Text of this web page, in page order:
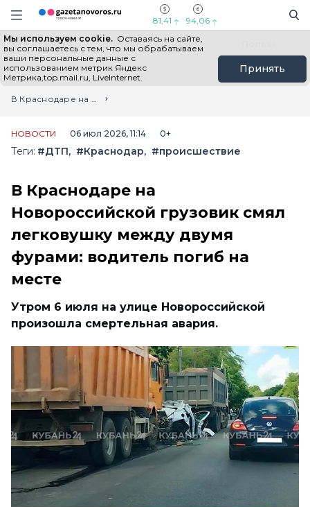
Информационный портал "ГазетаНоворос.ру"
Навигация сайта
81,41 94,06
Мы используем cookie. Оставаясь на сайте,
вы соглашаетесь с тем, что мы обрабатываем
ваши персональные данные с
использованием метрик Яндекс
Метрика,top.mail.ru, LiveInternet.
Принять
Все новости Новости России
Главная
Лента новостей
В Краснодаре на Новороссийской грузовик смял легковушку между двумя фурами: водитель погиб на месте
НОВОСТИ 06 июл 2026, 11:14 0+
Теги: #ДТП #Краснодар #происшествие
В Краснодаре на
Новороссийской грузовик смял
легковушку между двумя
фурами: водитель погиб на
месте
Утром 6 июля на улице Новороссийской
произошла смертельная авария.